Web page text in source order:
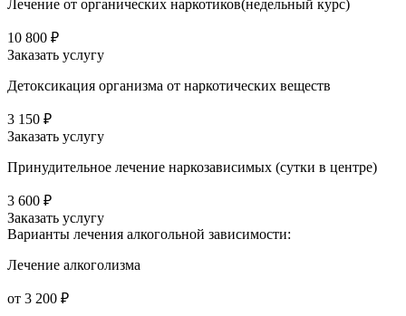
Лечение от органических наркотиков(недельный курс)
10 800 ₽
Заказать услугу
Детоксикация организма от наркотических веществ
3 150 ₽
Заказать услугу
Принудительное лечение наркозависимых (сутки в центре)
3 600 ₽
Заказать услугу
Варианты лечения алкогольной зависимости:
Лечение алкоголизма
от 3 200 ₽